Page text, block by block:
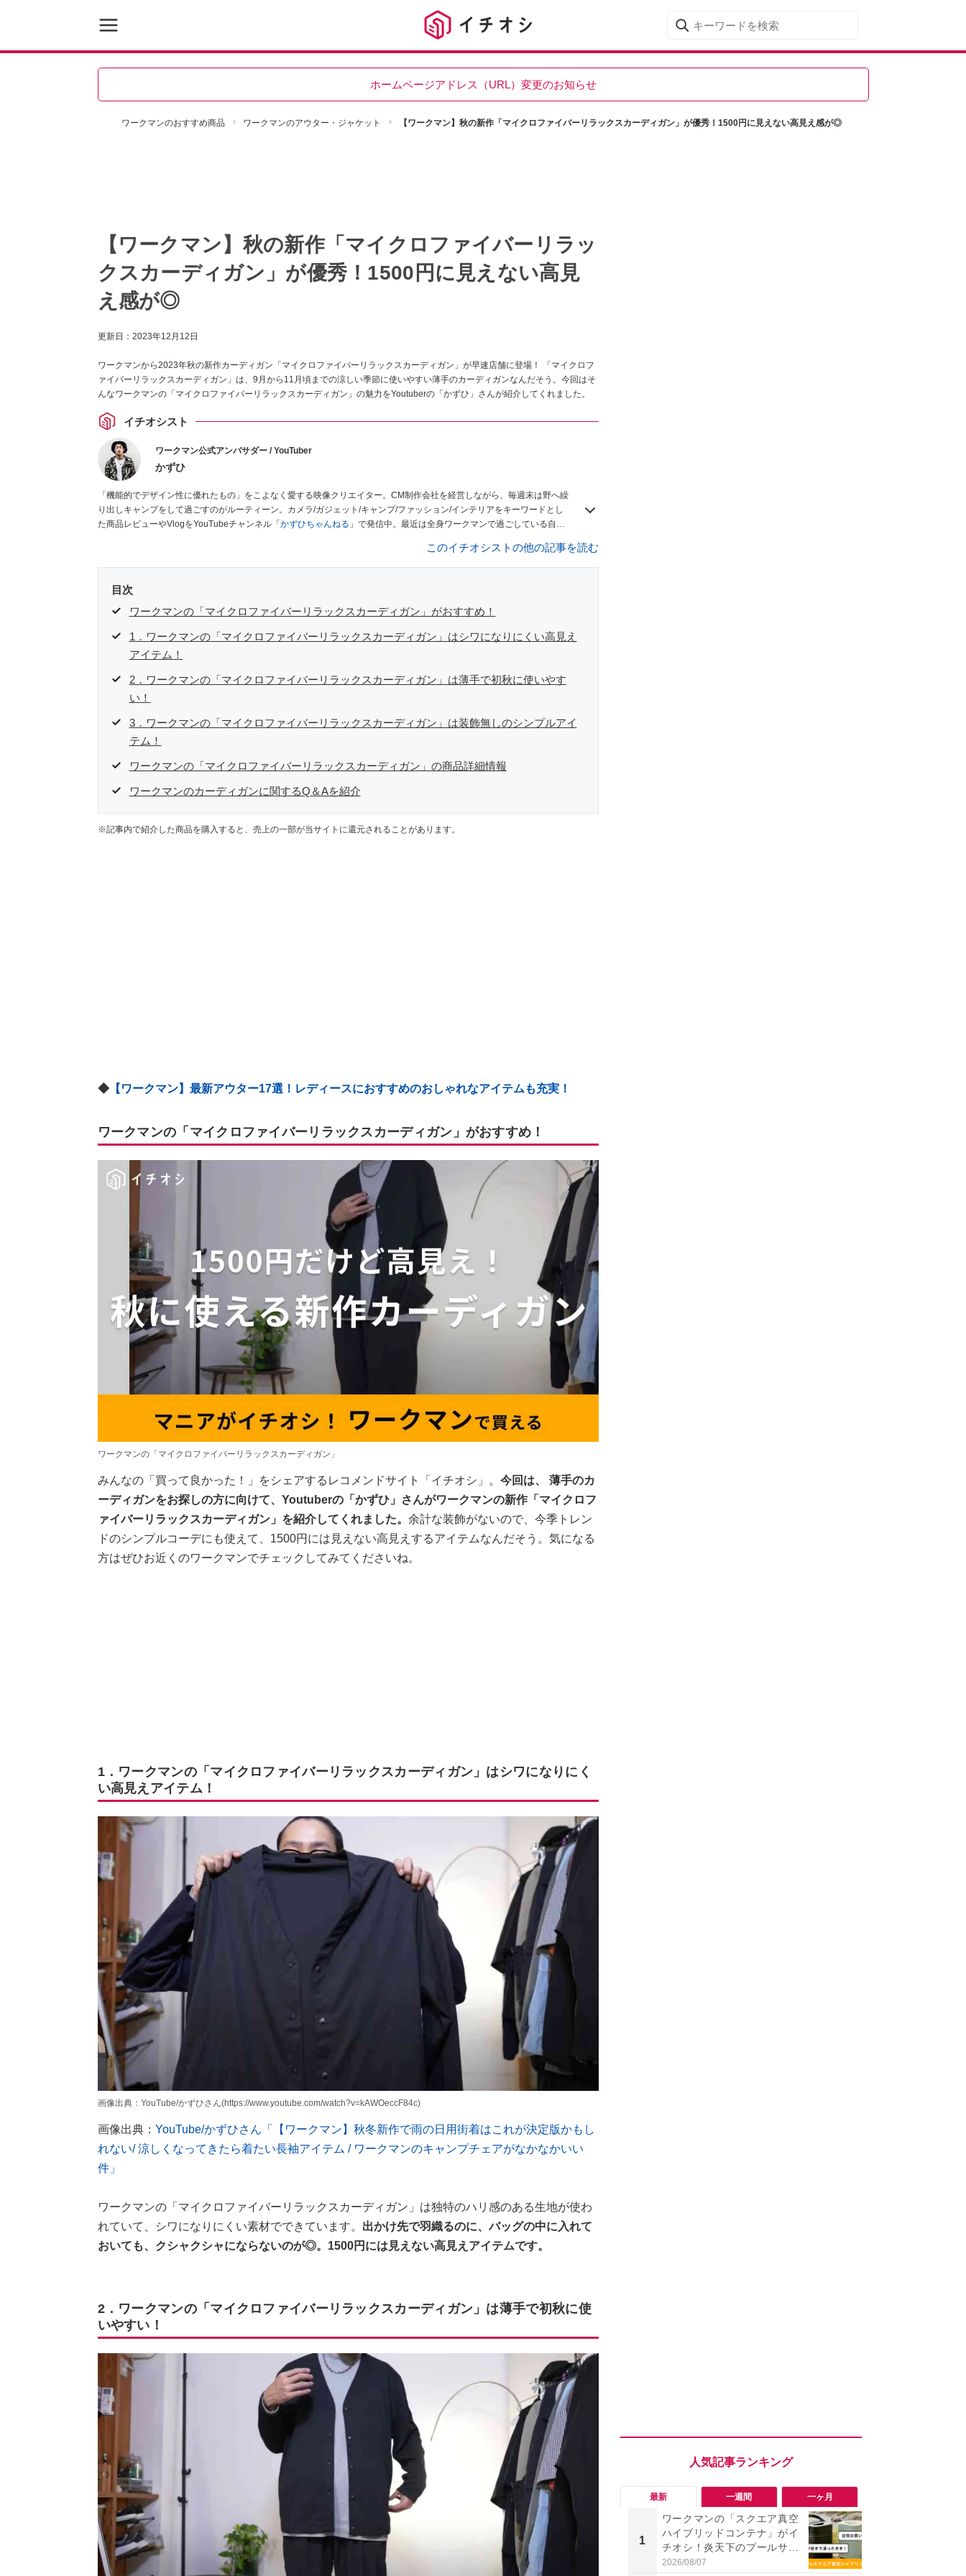
ホームページアドレス（URL）変更のお知らせ
ワークマンのおすすめ商品 ワークマンのアウター・ジャケット 【ワークマン】秋の新作「マイクロファイバーリラックスカーディガン」が優秀！1500円に見えない高見え感が◎
【ワークマン】秋の新作「マイクロファイバーリラッ
クスカーディガン」が優秀！1500円に見えない高見
え感が◎
更新日： 2023年12月12日
ワークマンから2023年秋の新作カーディガン「マイクロファイバーリラックスカーディガン」が早速店舗に登場！ 「マイクロフ
ァイバーリラックスカーディガン」は、9月から11月頃までの涼しい季節に使いやすい薄手のカーディガンなんだそう。今回はそ
んなワークマンの「マイクロファイバーリラックスカーディガン」の魅力をYoutuberの「かずひ」さんが紹介してくれました。
イチオシスト
ワークマン公式アンバサダー / YouTuber
かずひ
「機能的でデザイン性に優れたもの」をこよなく愛する映像クリエイター。CM制作会社を経営しながら、毎週末は野へ繰
り出しキャンプをして過ごすのがルーティーン。カメラ/ガジェット/キャンプ/ファッション/インテリアをキーワードとし
た商品レビューやVlogをYouTubeチャンネル「 かずひちゃんねる 」で発信中。最近は全身ワークマンで過ごしている自称
このイチオシストの他の記事を読む
目次
ワークマンの「マイクロファイバーリラックスカーディガン」がおすすめ！
1．ワークマンの「マイクロファイバーリラックスカーディガン」はシワになりにくい高見え
アイテム！
2．ワークマンの「マイクロファイバーリラックスカーディガン」は薄手で初秋に使いやす
い！
3．ワークマンの「マイクロファイバーリラックスカーディガン」は装飾無しのシンプルアイ
テム！
ワークマンの「マイクロファイバーリラックスカーディガン」の商品詳細情報
ワークマンのカーディガンに関するQ＆Aを紹介
※記事内で紹介した商品を購入すると、売上の一部が当サイトに還元されることがあります。
◆【ワークマン】最新アウター17選！レディースにおすすめのおしゃれなアイテムも充実！
ワークマンの「マイクロファイバーリラックスカーディガン」がおすすめ！
ワークマンの「マイクロファイバーリラックスカーディガン」
みんなの「買って良かった！」をシェアするレコメンドサイト「イチオシ」。 今回は、 薄手のカ
ーディガンをお探しの方に向けて、Youtuberの「かずひ」さんがワークマンの新作「マイクロフ
ァイバーリラックスカーディガン」を紹介してくれました。 余計な装飾がないので、今季トレン
ドのシンプルコーデにも使えて、1500円には見えない高見えするアイテムなんだそう。気になる
方はぜひお近くのワークマンでチェックしてみてくださいね。
1．ワークマンの「マイクロファイバーリラックスカーディガン」はシワになりにく
い高見えアイテム！
画像出典：YouTube/かずひさん(https://www.youtube.com/watch?v=kAWOeccF84c)
画像出典： YouTube/かずひさん「【ワークマン】秋冬新作で雨の日用街着はこれが決定版かもし
れない/ 涼しくなってきたら着たい長袖アイテム / ワークマンのキャンプチェアがなかなかいい
件」
ワークマンの「マイクロファイバーリラックスカーディガン」は独特のハリ感のある生地が使わ
れていて、シワになりにくい素材でできています。 出かけ先で羽織るのに、バッグの中に入れて
おいても、クシャクシャにならないのが◎。1500円には見えない高見えアイテムです。
2．ワークマンの「マイクロファイバーリラックスカーディガン」は薄手で初秋に使
いやすい！
最新 一週間 一ヶ月
1
ワークマンの「スクエア真空
ハイブリッドコンテナ」がイ
チオシ！炎天下のプールサイ
ドでも「氷が溶けない」と絶
2026/08/07